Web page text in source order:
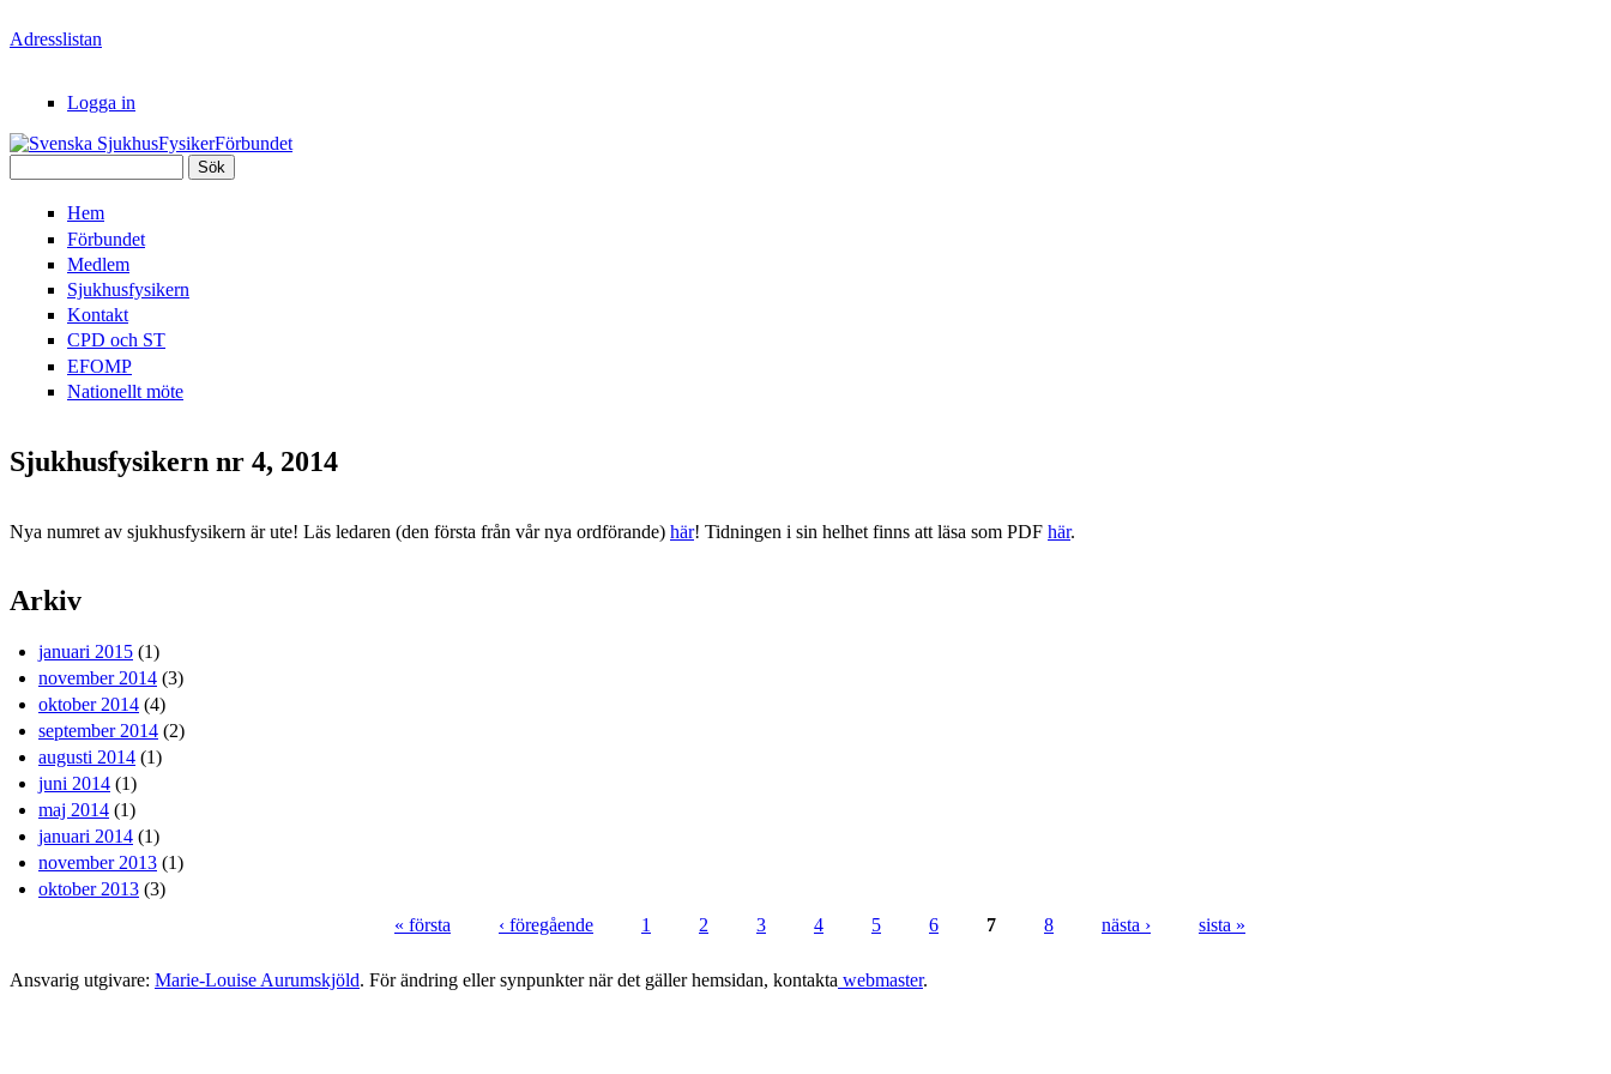
Adresslistan
Logga in
SjukhusFysikerFörbundet
Hem
Förbundet
Medlem
Sjukhusfysikern
Kontakt
CPD och ST
EFOMP
Nationellt möte
Sjukhusfysikern nr 4, 2014
Nya numret av sjukhusfysikern är ute! Läs ledaren (den första från vår nya ordförande) här! Tidningen i sin helhet finns att läsa som PDF här.
Arkiv
januari 2015 (1)
november 2014 (3)
oktober 2014 (4)
september 2014 (2)
augusti 2014 (1)
juni 2014 (1)
maj 2014 (1)
januari 2014 (1)
november 2013 (1)
oktober 2013 (3)
« första ‹ föregående 1 2 3 4 5 6 7 8 nästa › sista »
Ansvarig utgivare: Marie-Louise Aurumskjöld. För ändring eller synpunkter när det gäller hemsidan, kontakta webmaster.